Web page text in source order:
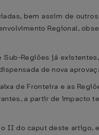
bem assim de
Regional,
Regiões já
de nova
de Fronteira e as
a partir de
II do caput deste